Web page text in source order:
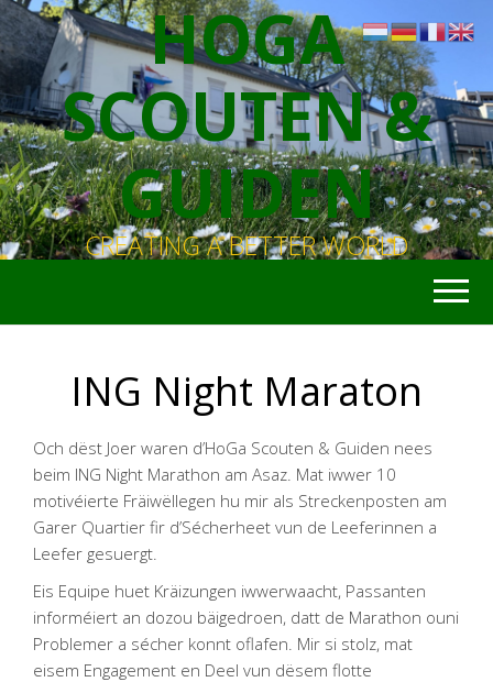
HOGA
SCOUTEN &
GUIDEN
CREATING A BETTER WORLD
ING Night Maraton
Och dëst Joer waren d’HoGa Scouten & Guiden nees
beim ING Night Marathon am Asaz. Mat iwwer 10
motivéierte Fräiwëllegen hu mir als Streckenposten am
Garer Quartier fir d’Sécherheet vun de Leeferinnen a
Leefer gesuergt.
Eis Equipe huet Kräizungen iwwerwaacht, Passanten
informéiert an dozou bäigedroen, datt de Marathon ouni
Problemer a sécher konnt oflafen. Mir si stolz, mat
eisem Engagement en Deel vun dësem flotte